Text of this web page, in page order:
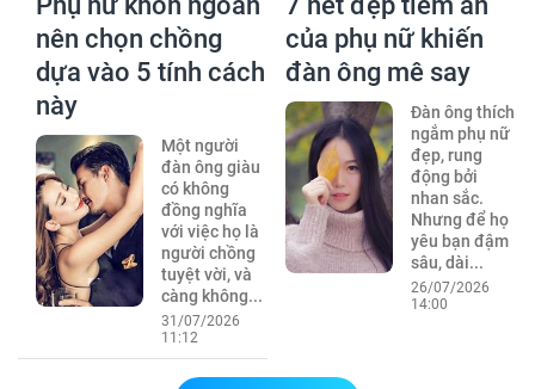
nên chọn chồng
dựa vào 5 tính cách
này
Một người
đàn ông giàu
có không
đồng nghĩa
với việc họ là
người chồng
tuyệt vời, và
càng không...
31/07/2026
11:12
của phụ nữ khiến
đàn ông mê say
Đàn ông thích
ngắm phụ nữ
đẹp, rung
động bởi
nhan sắc.
Nhưng để họ
yêu bạn đậm
sâu, dài...
26/07/2026
14:00